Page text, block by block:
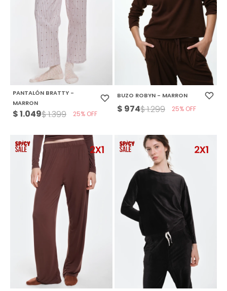
PANTALÓN BRATTY -
MARRON
$1.049$1.399 25
BUZO ROBYN - MARRON
$ 974$1.299 25